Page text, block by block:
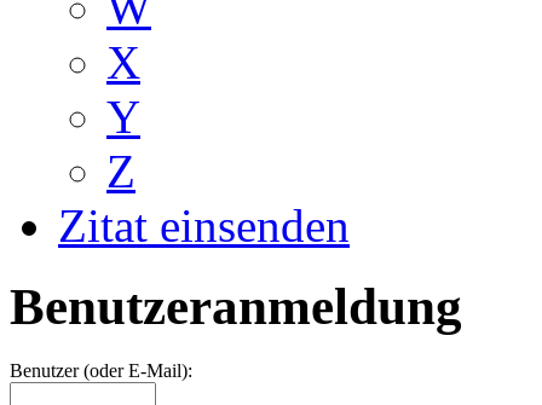
X
Y
Z
Zitat einsenden
Benutzeranmeldung
Benutzer (oder E-Mail):